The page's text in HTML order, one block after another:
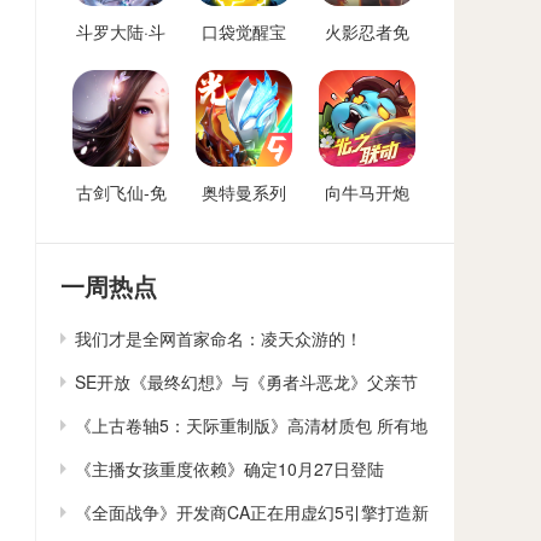
斗罗大陆·斗
后台版
口袋觉醒宝
费后台
火影忍者免
古剑飞仙-免
奥特曼系列
后台
向牛马开炮
向僵尸开炮
一周热点
我们才是全网首家命名：凌天众游的！
SE开放《最终幻想》与《勇者斗恶龙》父亲节
贺卡下载
《上古卷轴5：天际重制版》高清材质包 所有地
貌大修
《主播女孩重度依赖》确定10月27日登陆
Switch
《全面战争》开发商CA正在用虚幻5引擎打造新